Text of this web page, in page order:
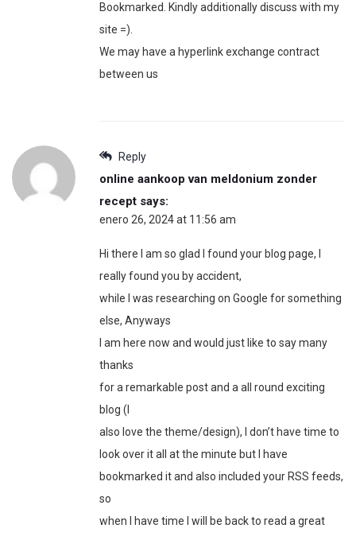
Bookmarked. Kindly additionally discuss with my
site =).
We may have a hyperlink exchange contract
between us
Reply
online aankoop van meldonium zonder
recept says:
enero 26, 2024 at 11:56 am
Hi there I am so glad I found your blog page, I
really found you by accident,
while I was researching on Google for something
else, Anyways
I am here now and would just like to say many
thanks
for a remarkable post and a all round exciting
blog (I
also love the theme/design), I don’t have time to
look over it all at the minute but I have
bookmarked it and also included your RSS feeds,
so
when I have time I will be back to read a great